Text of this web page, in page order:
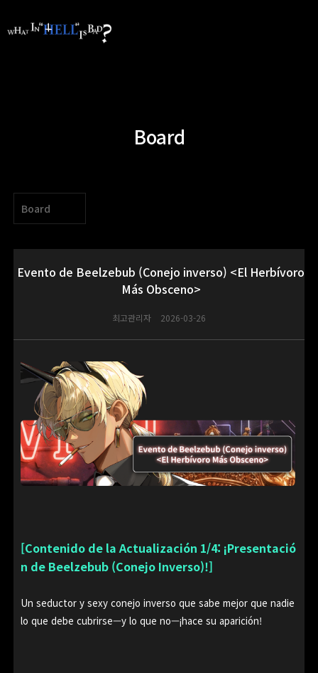
Board
Board
Evento de Beelzebub (Conejo inverso) <El Herbívoro
Más Obsceno>
최고관리자 2026-03-26
[Contenido de la Actualización 1/4: ¡Presentació
n de Beelzebub (Conejo Inverso)!]
Un seductor y sexy conejo inverso que sabe mejor que nadie
lo que debe cubrirse—y lo que no—¡hace su aparición!